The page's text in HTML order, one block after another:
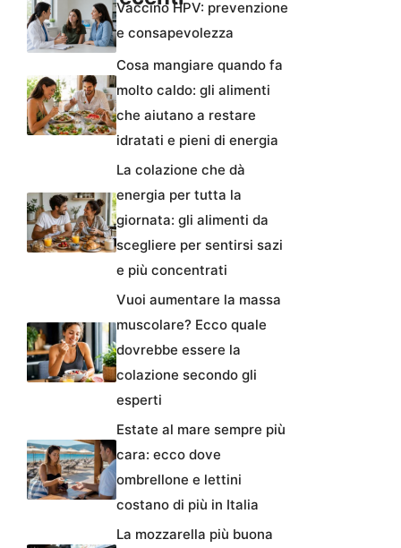
Vaccino HPV: prevenzione
e consapevolezza
Cosa mangiare quando fa
molto caldo: gli alimenti
che aiutano a restare
idratati e pieni di energia
La colazione che dà
energia per tutta la
giornata: gli alimenti da
scegliere per sentirsi sazi
e più concentrati
Vuoi aumentare la massa
muscolare? Ecco quale
dovrebbe essere la
colazione secondo gli
esperti
Estate al mare sempre più
cara: ecco dove
ombrellone e lettini
costano di più in Italia
La mozzarella più buona